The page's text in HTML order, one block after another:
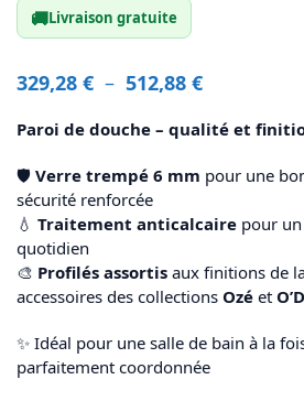
🚚Livraison gratuite
329,28 € – 512,88 €
Paroi de douche – qualité et
🛡️ Verre trempé 6 mm pour une
sécurité renforcée
💧 Traitement anticalcaire pour
quotidien
🎨 Profilés assortis aux finitions de
accessoires des collections Ozé et
✨ Idéal pour une salle de bain à la
parfaitement coordonnée